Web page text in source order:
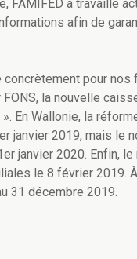
FAMIFED a travaillé
afin de
pour
FONS, la nouvelle
En Wallonie, la
janvier 2019, mais
janvier 2020. Enfin,
le 8 février 2019.
31 décembre 2019.